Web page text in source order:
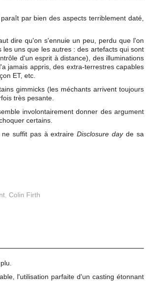
par bien des aspects terriblement daté,
dire qu'on s'ennuie un peu, perdu que l'on
uns que les autres : des artefacts qui sont
d'un esprit à distance), des illuminations
jamais appris, des extra-terrestres capables
ET, etc.
gimmicks (les méchants arrivent toujours
très pesante.
involontairement donner des argument
certains.
ne suffit pas à extraireDisclosure dayde sa
Colin Firth
l'utilisation parfaite d'un casting étonnant